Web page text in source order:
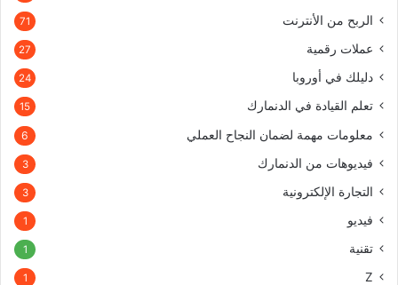
الربح من الأنترنت 71
عملات رقمية 27
دليلك في أوروبا 24
تعلم القيادة في الدنمارك 15
معلومات مهمة لضمان النجاح العملي 6
فيديوهات من الدنمارك 3
التجارة الإلكترونية 3
فيديو 1
تقنية 1
Z
1